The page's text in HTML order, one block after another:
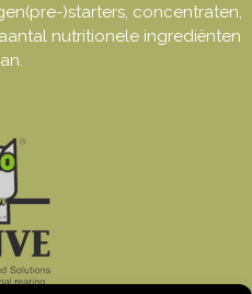
)starters, concentraten,
nutritionele ingrediënten